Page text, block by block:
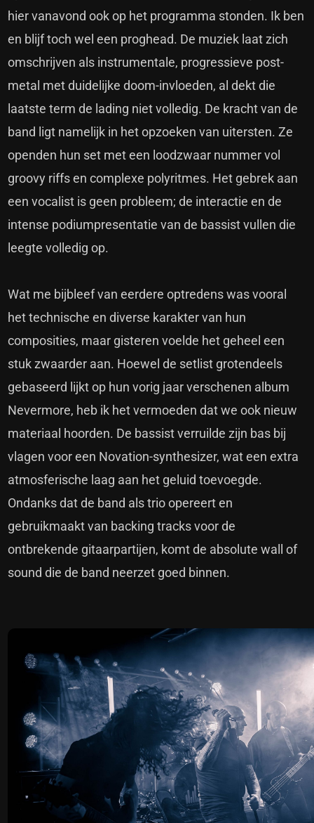
hier vanavond ook op het programma stonden. Ik ben
en blijf toch wel een proghead. De muziek laat zich
omschrijven als instrumentale, progressieve post-
metal met duidelijke doom-invloeden, al dekt die
laatste term de lading niet volledig. De kracht van de
band ligt namelijk in het opzoeken van uitersten. Ze
openden hun set met een loodzwaar nummer vol
groovy riffs en complexe polyritmes. Het gebrek aan
een vocalist is geen probleem; de interactie en de
intense podiumpresentatie van de bassist vullen die
leegte volledig op.
Wat me bijbleef van eerdere optredens was vooral
het technische en diverse karakter van hun
composities, maar gisteren voelde het geheel een
stuk zwaarder aan. Hoewel de setlist grotendeels
gebaseerd lijkt op hun vorig jaar verschenen album
Nevermore, heb ik het vermoeden dat we ook nieuw
materiaal hoorden. De bassist verruilde zijn bas bij
vlagen voor een Novation-synthesizer, wat een extra
atmosferische laag aan het geluid toevoegde.
Ondanks dat de band als trio opereert en
gebruikmaakt van backing tracks voor de
ontbrekende gitaarpartijen, komt de absolute wall of
sound die de band neerzet goed binnen.